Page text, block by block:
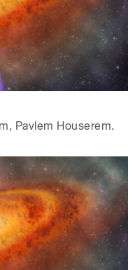
Pavlem Houserem.